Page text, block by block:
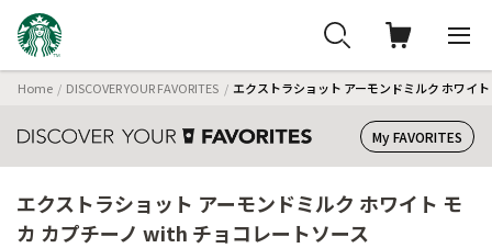
Home DISCOVER YOUR FAVORITES エクストラショット アーモンドミルク ホワイ
My FAVORITES
エクストラショット アーモンドミルク ホワイト モ
カ カプチーノ with チョコレートソース